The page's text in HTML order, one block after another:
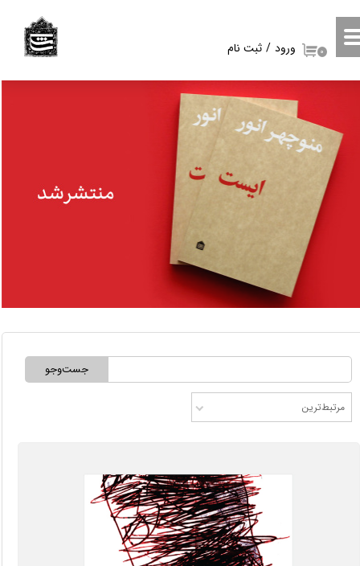
ورود / ثبت نام
حساب کاربری من
تغییر گذر واژه
خروج از حساب کاربری
۰
مرتبط‌ترین
جست‌وجو